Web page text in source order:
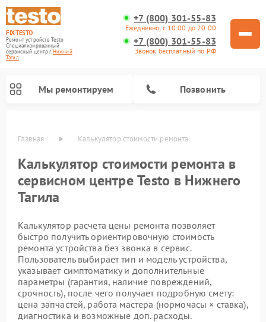
FIX-TESTO
Ремонт устройств Testo
Специализированный
cервисный центр г.Нижний
Тагил
+7 (800) 301-55-83
Ежедневно, с 10:00 до 20:00
+7 (800) 301-55-83
Звонок бесплатный по РФ
Мы ремонтируем Позвонить
Главная Калькулятор стоимости ремонта
Калькулятор стоимости ремонта в
сервисном центре Testo в Нижнего
Тагила
Калькулятор расчета цены ремонта позволяет
быстро получить ориентировочную стоимость
ремонта устройства без звонка в сервис.
Пользователь выбирает тип и модель устройства,
указывает симптоматику и дополнительные
параметры (гарантия, наличие повреждений,
срочность), после чего получает подробную смету:
цена запчастей, работа мастера (нормочасы × ставка),
диагностика и возможные доп. расходы.